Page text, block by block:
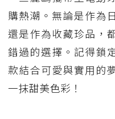
購熱潮。無論是作為
還是作為收藏珍品，
錯過的選擇。記得鎖
款結合可愛與實用的
一抹甜美色彩！